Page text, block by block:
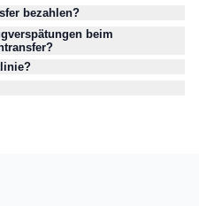
bezahlen?
beim